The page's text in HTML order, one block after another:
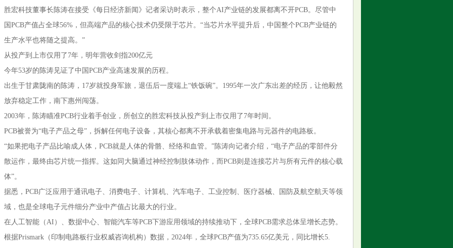
胜宏科技董事长陈涛在接受《每日经济新闻》记者采访时表示，整个AI产业链的发展都离不开PCB。尽管中
国PCB产值占全球56%，但高端产品的核心技术仍受限于芯片。“当芯片水平提升后，中国整个PCB产业链的
生产水平也将随之提高。”
从投产到上市仅用了7年，明年营收剑指200亿元
今年53岁的陈涛见证了中国PCB产业高速发展的历程。
出生于甘肃陇南的陈涛，17岁就投身军旅，退伍后一度端上“铁饭碗”。1995年一次广东出差的经历，让他毅然
放弃稳定工作，南下惠州闯荡。
2003年，陈涛瞄准PCB行业着手创业，所创立的胜宏科技从投产到上市仅用了7年时间。
PCB被誉为“电子产品之母”，拆解任何电子设备，其核心都离不开承载着密集电路与元器件的电路板。
“如果把电子产品比喻成人体，PCB就是人体的骨骼、经络和血管。”陈涛向记者介绍，“电子产品的零部件分
散运作，最终由芯片统一指挥。这如同大脑通过神经控制肢体动作，而PCB则是连接芯片与所有元件的核心载
体”。
据悉，PCB广泛应用于通讯电子、消费电子、计算机、汽车电子、工业控制、医疗器械、国防及航空航天等领
域，也是全球电子元件细分产业中产值占比最大的行业。
在人工智能（AI）、数据中心、智能汽车等PCB下游应用领域的持续推动下，全球PCB需求总体呈增长态势。
根据Prismark（印制电路板行业权威咨询机构‌）数据，2024年，全球PCB产值为735.65亿美元，同比增长5.